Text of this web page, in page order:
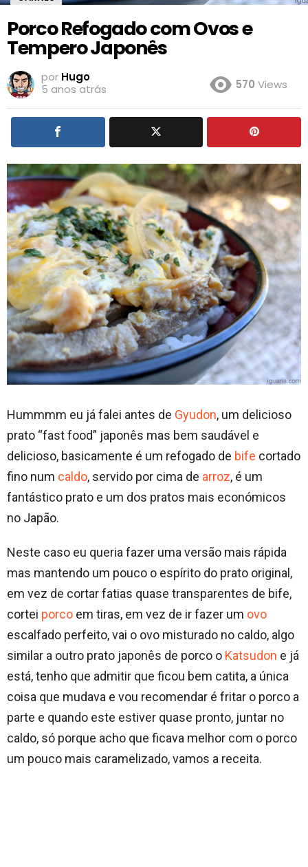
Porco Refogado com Ovos e
Tempero Japonês
por Hugo
5 anos atrás
570 Views
Hummmm eu já falei antes de Gyudon, um delicioso
prato “fast food” japonês mas bem saudável e
delicioso, basicamente é um refogado de bife cortado
fino num caldo, servido por cima de arroz, é um
fantástico prato e um dos pratos mais económicos
no Japão.
Neste caso eu queria fazer uma versão mais rápida
mas mantendo um pouco o espírito do prato original,
em vez de cortar fatias quase transparentes de bife,
cortei porco em tiras, em vez de ir fazer um ovo
escalfado perfeito, vai o ovo misturado no caldo, algo
similar a outro prato japonês de porco o Katsudon e já
está, tenho que admitir que ficou bem catita, a única
coisa que mudava e vou recomendar é fritar o porco a
parte e quando este estiver quase pronto, juntar no
caldo, só porque acho que ficava melhor com o porco
um pouco mais caramelizado, vamos a receita.